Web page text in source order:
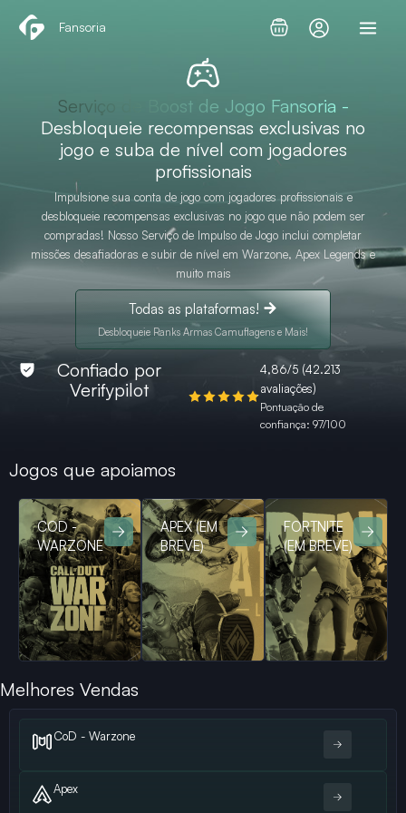
Fansoria
Serviço de Boost de Jogo Fansoria -
Desbloqueie recompensas exclusivas no
jogo e suba de nível com jogadores
profissionais
Impulsione sua conta de jogo com jogadores profissionais e
desbloqueie recompensas exclusivas no jogo que não podem ser
compradas! Nosso Serviço de Impulso de Jogo inclui completar
missões desafiadoras e subir de nível em Warzone, Apex Legends e
muito mais
Todas as plataformas!
Desbloqueie Ranks Armas Camuflagens e Mais!
Confiado por
Verifypilot
4,86/5 (42.213
avaliações)
Pontuação de
confiança: 97/100
Jogos que apoiamos
COD -
WARZONE
APEX (EM
BREVE)
FORTNITE
(EM BREVE)
Melhores Vendas
CoD - Warzone
Apex